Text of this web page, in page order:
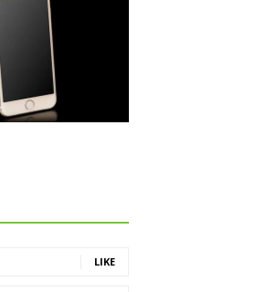
LIKE